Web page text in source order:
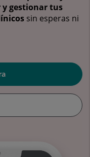
gestionar tus
sin esperas ni